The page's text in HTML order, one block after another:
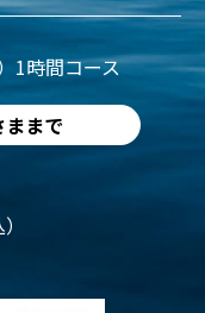
1時間コース
まで